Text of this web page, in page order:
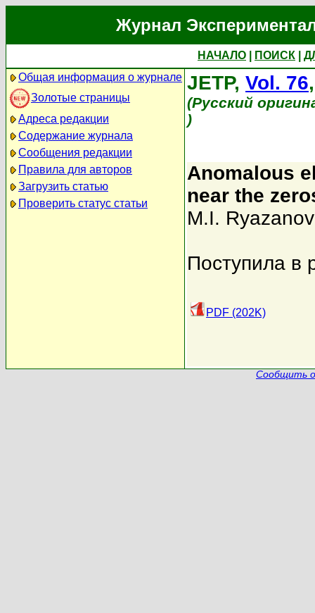
Журнал
НАЧАЛО ПОИСК
Общая информация о журнале
Золотые страницы
Адреса редакции
Содержание журнала
Сообщения редакции
Правила для авторов
Загрузить статью
Проверить статус статьи
JETP, Vol. 76
(Русский
)
Anomalous
near the
M.I. Ryazanov
Поступила в
PDF (202K)
Сообщить о